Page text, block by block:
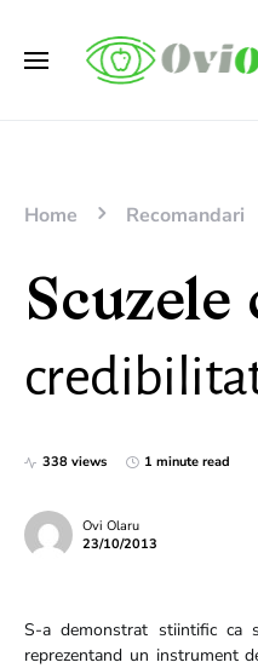
Home Recomandari
Scuzele
338 views 1 minute read
Ovi Olaru
23/10/2013
S-a demonstrat stiintific ca
reprezentand un instrument